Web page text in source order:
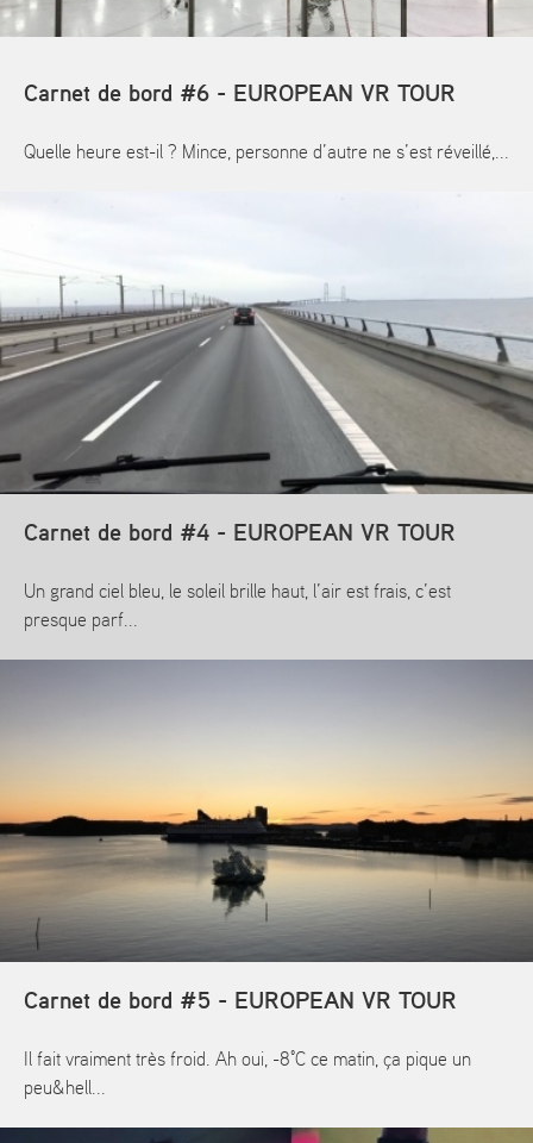
Carnet de bord #6 - EUROPEAN VR TOUR
Quelle heure est-il ? Mince, personne d’autre ne s’est réveillé,...
Carnet de bord #4 - EUROPEAN VR TOUR
Un grand ciel bleu, le soleil brille haut, l’air est frais, c’est
presque parf...
Carnet de bord #5 - EUROPEAN VR TOUR
Il fait vraiment très froid. Ah oui, -8°C ce matin, ça pique un
peu&hell...